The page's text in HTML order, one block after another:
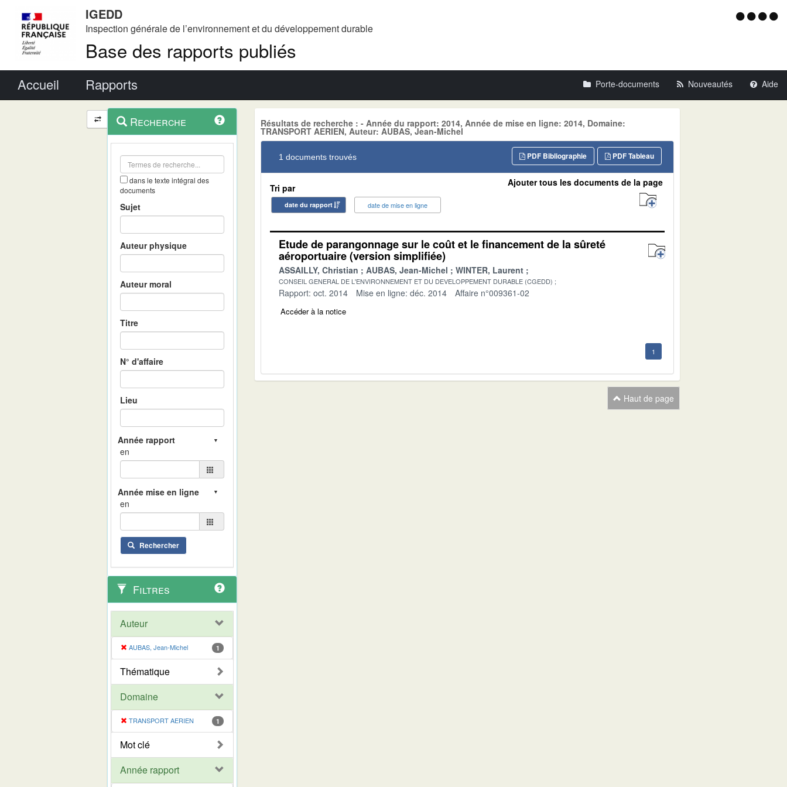
IGEDD
Inspection générale de l’environnement et du développement durable
Base des rapports publiés
Menu
Accueil Rapports Porte-documents Nouveautés Aide
Navigation
et
outils
contextuel
Recherche
dans le texte intégral des
documents
Sujet
Auteur physique
Auteur moral
Titre
N° d'affaire
Lieu
en
en
Rechercher
Filtres
Auteur
AUBAS, Jean-Michel 1
Thématique
Domaine
TRANSPORT AERIEN 1
Mot clé
Année rapport
Résultats de recherche : - Année du rapport: 2014, Année de mise en ligne: 2014, Domaine:
TRANSPORT AERIEN, Auteur: AUBAS, Jean-Michel
1 documents trouvés PDF Tableau
PDF Bibliographie
Tri par
date du rapport date de mise en ligne
Ajouter tous les documents de la page
Etude de parangonnage sur le coût et le financement de la sûreté
aéroportuaire (version simplifiée)
ASSAILLY, Christian AUBAS, Jean-Michel WINTER, Laurent
CONSEIL GENERAL DE L'ENVIRONNEMENT ET DU DEVELOPPEMENT DURABLE (CGEDD)
Rapport: oct. 2014 Mise en ligne: déc. 2014 Affaire n°009361-02
Accéder à la notice
1
Haut de page